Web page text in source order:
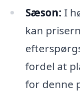
Sæson: I
kan
fordel at
for denne